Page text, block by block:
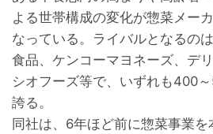
よる世帯構成の変化が惣菜メー
なっている。ライバルとなるの
食品、ケンコーマヨネーズ、デ
シオフーズ等で、いずれも400
誇る。
同社は、6年ほど前に惣菜事業